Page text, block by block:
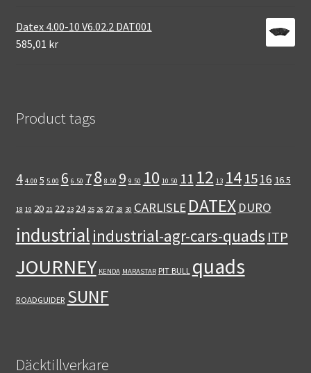
Datex 4.00-10 V6.02.2 DAT001
585,01 kr
Product tags
4 4.00 5 5.00 6 6.50 78 8.50 9 9.50 10 10.50 11 12 13 14 1516 16.5
18 19 20 21 22 23 24 25 26 27 28 30 CARLISLE DATEX DURO
industrial industrial-agr-cars-quads ITP
JOURNEY KENDA MARASTAR PIT BULL quads
ROADGUIDER SUNF
Däcktillverkare